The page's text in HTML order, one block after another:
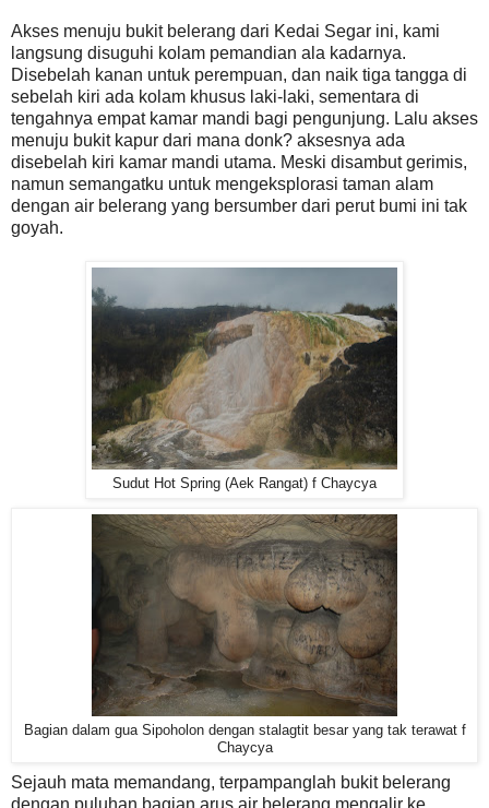
Akses menuju bukit belerang dari Kedai Segar ini, kami
langsung disuguhi kolam pemandian ala kadarnya.
Disebelah kanan untuk perempuan, dan naik tiga tangga di
sebelah kiri ada kolam khusus laki-laki, sementara di
tengahnya empat kamar mandi bagi pengunjung. Lalu akses
menuju bukit kapur dari mana donk? aksesnya ada
disebelah kiri kamar mandi utama. Meski disambut gerimis,
namun semangatku untuk mengeksplorasi taman alam
dengan air belerang yang bersumber dari perut bumi ini tak
goyah.
Sudut Hot Spring (Aek Rangat) f Chaycya
Bagian dalam gua Sipoholon dengan stalagtit besar yang tak terawat f
Chaycya
Sejauh mata memandang, terpampanglah bukit belerang